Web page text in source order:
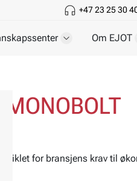
+47 23 25 30
Om EJOT
MONOBOLT
for bransjens krav til